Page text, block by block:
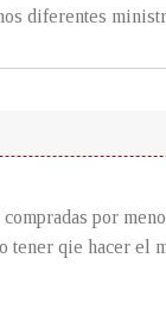
diferentes
por
tener qie hacer el